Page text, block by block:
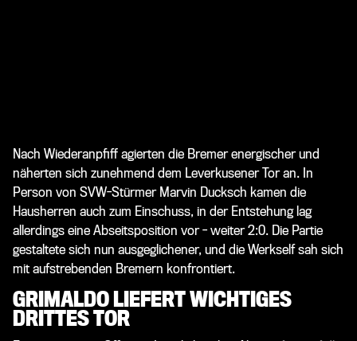
Nach Wiederanpfiff agierten die Bremer energischer und
näherten sich zunehmend dem Leverkusener Tor an. In
Person von SVW-Stürmer Marvin Ducksch kamen die
Hausherren auch zum Einschuss, in der Entstehung lag
allerdings eine Abseitsposition vor - weiter 2:0. Die Partie
gestaltete sich nun ausgeglichener, und die Werkself sah sich
mit aufstrebenden Bremern konfrontiert.
GRIMALDO LIEFERT WICHTIGES
DRITTES TOR